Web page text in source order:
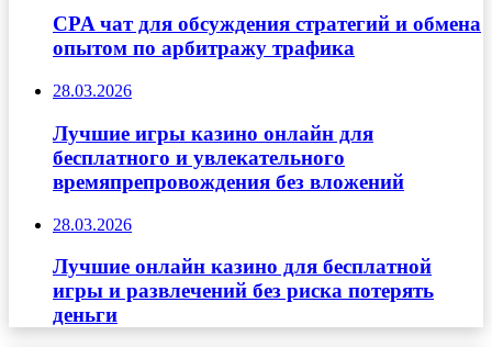
CPA чат для обсуждения стратегий и обмена
опытом по арбитражу трафика
28.03.2026
Лучшие игры казино онлайн для
бесплатного и увлекательного
времяпрепровождения без вложений
28.03.2026
Лучшие онлайн казино для бесплатной
игры и развлечений без риска потерять
деньги